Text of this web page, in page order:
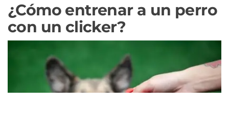
¿Cómo entrenar a un perro
con un clicker?